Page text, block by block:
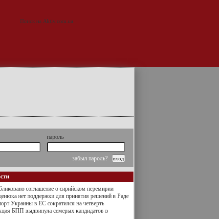
пароль
забыл пароль?
соглашение о сирийском перемирии
нет поддержки для принятия решений в Раде
Украины в ЕС сократился на четверть
БПП выдвинула семерых кандидатов в